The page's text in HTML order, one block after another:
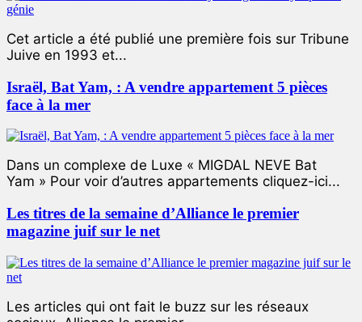
Cet article a été publié une première fois sur Tribune
Juive en 1993 et...
Israël, Bat Yam, : A vendre appartement 5 pièces
face à la mer
Dans un complexe de Luxe « MIGDAL NEVE Bat
Yam » Pour voir d’autres appartements cliquez-ici...
Les titres de la semaine d’Alliance le premier
magazine juif sur le net
Les articles qui ont fait le buzz sur les réseaux